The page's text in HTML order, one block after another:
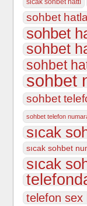
sohbet
sohbet
sohbet
sohbet
sohbet
sohbet
sohbet telefon
sıcak
sıcak sohbet
sıcak
telefon sex